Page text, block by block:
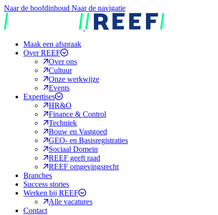
Naar de hoofdinhoud Naar de navigatie
REEF
Maak een afspraak
Over REEF
Over ons
Cultuur
Onze werkwijze
Events
Expertises
HR&O
Finance & Control
Techniek
Bouw en Vastgoed
GEO- en Basisregistraties
Sociaal Domein
REEF geeft raad
REEF omgevingsrecht
Branches
Success stories
Werken bij REEF
Alle vacatures
Contact